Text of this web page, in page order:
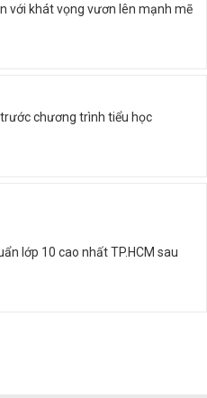
với khát vọng vươn lên mạnh mẽ
chương trình tiểu học
lớp 10 cao nhất TP.HCM sau